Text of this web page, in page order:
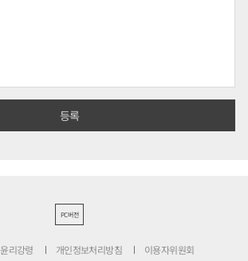
PC버전
윤리강령 개인정보처리방침 이용자위원회